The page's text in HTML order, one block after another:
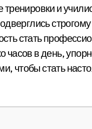
и
стать
часов в день,
чтобы стать